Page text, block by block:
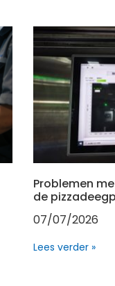
Problemen
de
07/07/2026
Lees verder »